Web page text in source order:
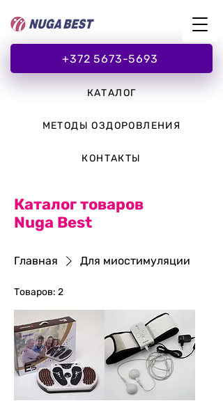
+372 5673-5693
КАТАЛОГ
МЕТОДЫ ОЗДОРОВЛЕНИЯ
КОНТАКТЫ
Каталог товаров
Nuga Best
Главная Для миостимуляции
Товаров: 2